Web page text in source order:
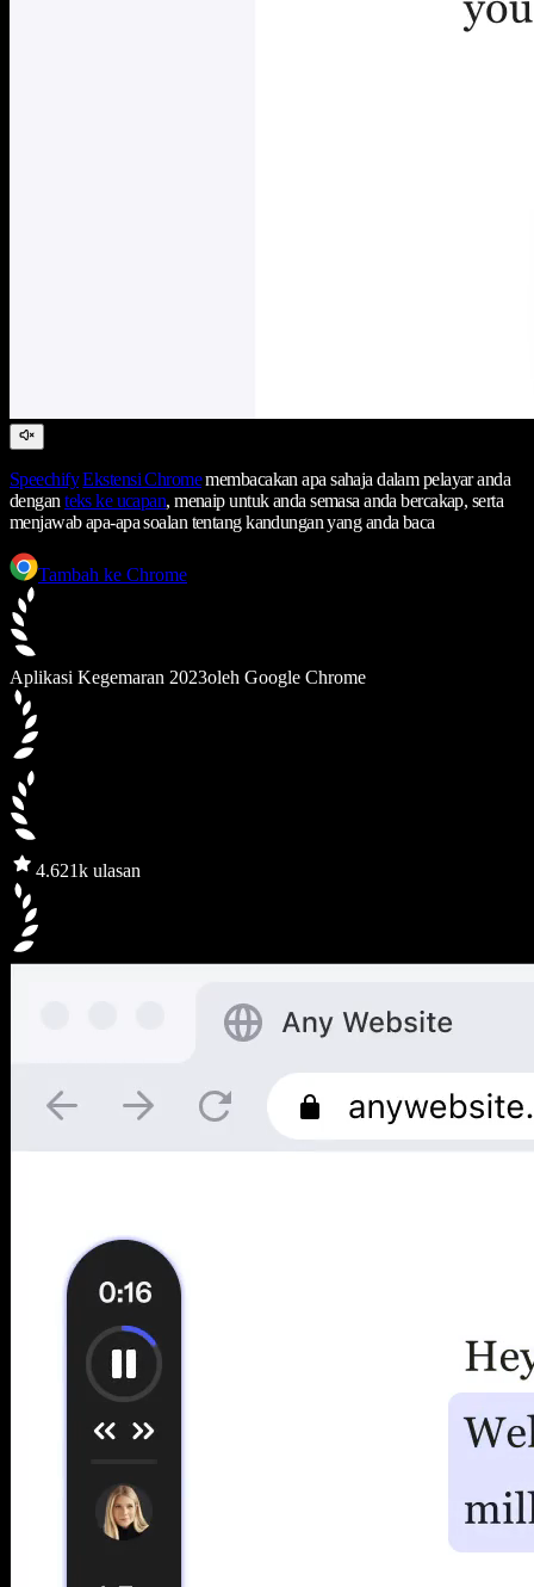
Speechify Ekstensi Chromemembacakan apa sahaja dalam pelayar anda
denganteks ke ucapan, menaip untuk anda semasa anda bercakap, serta
menjawab apa-apa soalan tentang kandungan yang anda baca
Tambah ke Chrome
Aplikasi Kegemaran 2023oleh Google Chrome
4.621k ulasan